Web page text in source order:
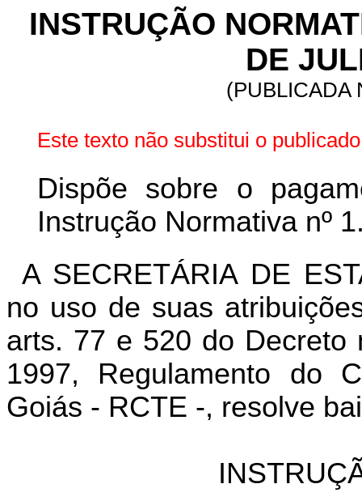
INSTRUÇÃO
DE
(PUBLICADA
Este texto não substitui o
Dispõe sobre o
Instrução Normativa nº
A SECRETÁRIA DE
no uso de suas
arts. 77 e 520 do Decreto
1997, Regulamento do
Goiás - RCTE -, resolve